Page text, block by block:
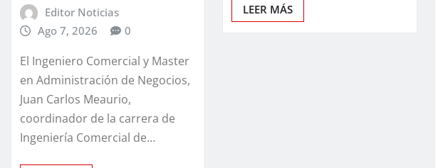
Editor Noticias
Ago 7, 2026
0
El Ingeniero Comercial y Master
en Administración de Negocios,
Juan Carlos Meaurio,
coordinador de la carrera de
Ingeniería Comercial de…
LEER MÁS